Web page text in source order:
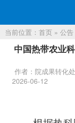
当前位置： 首页 » 公告
中国热带农业
作者：院成果转化处
2026-06-12